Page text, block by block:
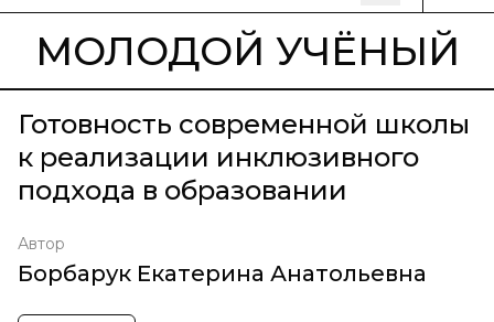
МОЛОДОЙ УЧЁНЫЙ
Готовность современной школы
к реализации инклюзивного
подхода в образовании
Автор
Борбарук Екатерина Анатольевна